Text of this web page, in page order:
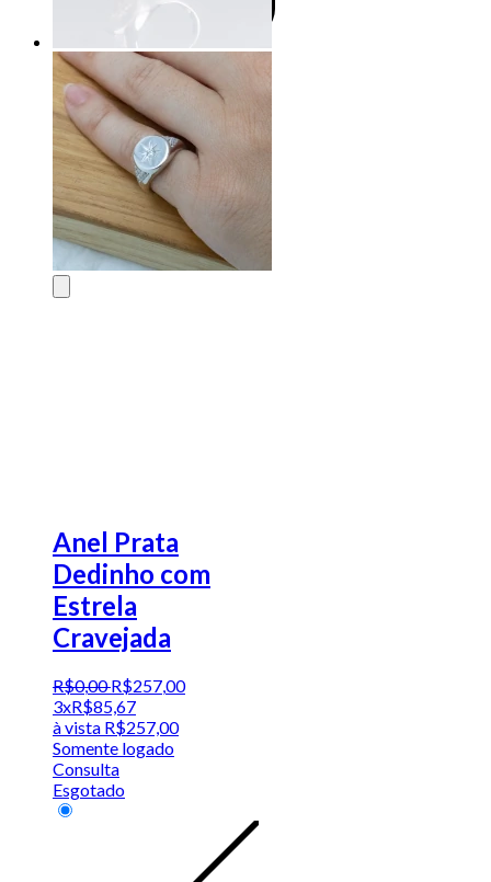
Anel Prata
Dedinho com
Estrela
Cravejada
R$0,00 R$257,00
3xR$85,67
à vista R$257,00
Somente logado
Consulta
Esgotado